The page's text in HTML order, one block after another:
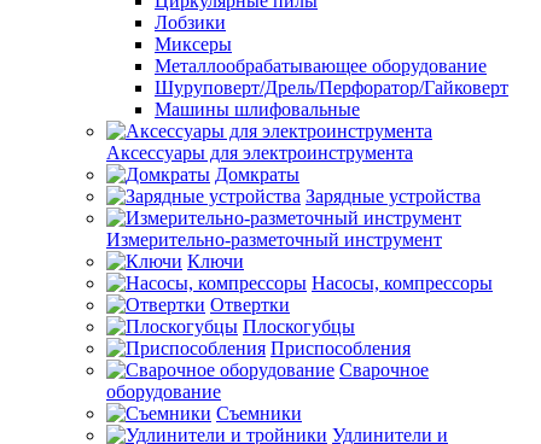
Лобзики
Миксеры
Металлообрабатывающее оборудование
Шуруповерт/Дрель/Перфоратор/Гайковерт
Машины шлифовальные
Аксессуары для электроинструмента
Домкраты
Зарядные устройства
Измерительно-разметочный инструмент
Ключи
Насосы, компрессоры
Отвертки
Плоскогубцы
Приспособления
Сварочное
оборудование
Съемники
Удлинители и